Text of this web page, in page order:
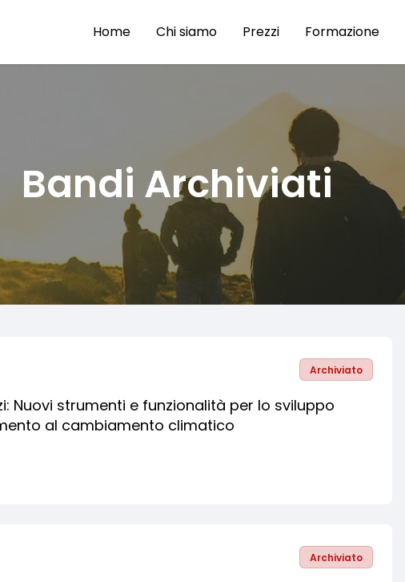
Home Chi siamo Prezzi Formazione
Bandi Archiviati
Archiviato
Nuovi strumenti e funzionalità per lo sviluppo
al cambiamento climatico
Archiviato